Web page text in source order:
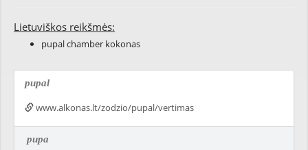
Lietuviškos reikšmės:
pupal chamber kokonas
pupal
www.alkonas.lt/zodzio/pupal/vertimas
pupa